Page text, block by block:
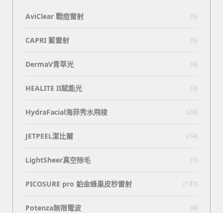
AviClear 戰痘雷射 (5)
CAPRI 藍雷射 (5)
DermaV青萃光 (9)
HEALITE II賦能光 (3)
HydraFacial海菲秀水飛梭 (20)
JETPEEL潔比爾 (14)
LightSheer真空除毛 (1)
PICOSURE pro 鉑金蜂巢皮秒雷射 (137)
Potenza無限電波 (9)